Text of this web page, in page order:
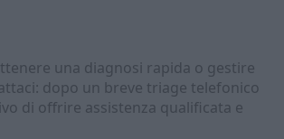
una diagnosi rapida o gestire
dopo un breve triage telefonico
di offrire assistenza qualificata e